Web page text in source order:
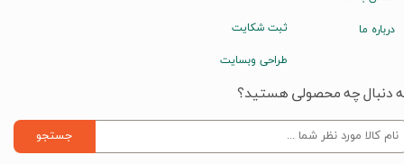
ثبت شکایت
طراحی وبسایت
درباره ما
دنبال چه محصولی هستید؟
جستجو